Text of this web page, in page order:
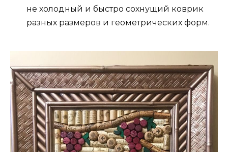
не холодный и быстро сохнущий коврик
разных размеров и геометрических форм.